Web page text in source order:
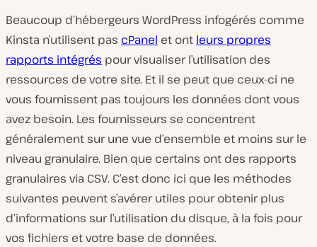
Beaucoup d’hébergeurs WordPress infogérés comme
Kinsta n’utilisent pas cPanel et ont leurs propres
rapports intégrés pour visualiser l’utilisation des
ressources de votre site. Et il se peut que ceux-ci ne
vous fournissent pas toujours les données dont vous
avez besoin. Les fournisseurs se concentrent
généralement sur une vue d’ensemble et moins sur le
niveau granulaire. Bien que certains ont des rapports
granulaires via CSV. C’est donc ici que les méthodes
suivantes peuvent s’avérer utiles pour obtenir plus
d’informations sur l’utilisation du disque, à la fois pour
vos fichiers et votre base de données.